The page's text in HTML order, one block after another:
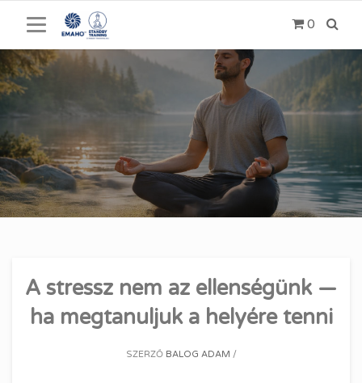
tartalomra
0
A stressz nem az ellenségünk —
ha megtanuljuk a helyére tenni
SZERZŐ BALOG ADAM KÖZZÉTÉTEL
KATEGÓRIÁK: